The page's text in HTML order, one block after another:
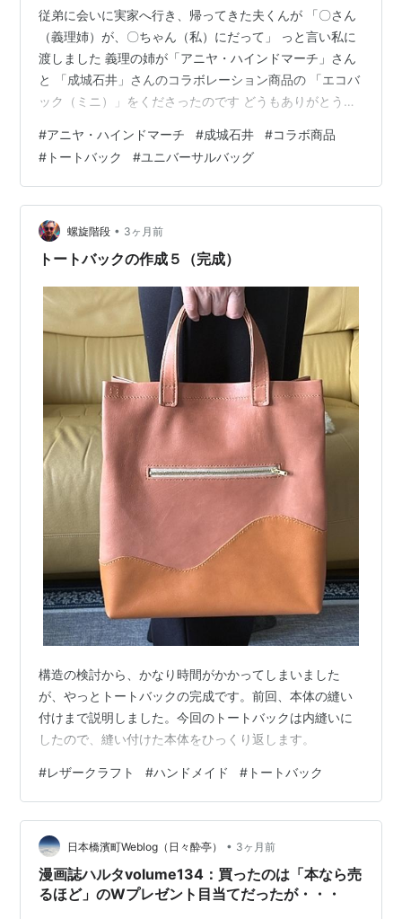
従弟に会いに実家へ行き、帰ってきた夫くんが 「〇さん
（義理姉）が、〇ちゃん（私）にだって」 っと言い私に
渡しました 義理の姉が「アニヤ・ハインドマーチ」さん
と 「成城石井」さんのコラボレーション商品の 「エコバ
ック（ミニ）」をくださったのです どうもありがとうご
なか手に入らないのだそうです そんな貴重なトートバッ
クをいただいてしまい ちょっと恐縮しておりますが、と
ても嬉しいです どうもありがとうございました お礼は何
にしようかしら ランキング参加中gooからきました ラン
キング参加中【公式】はてなブログ初心者のグループ
#アニヤ・ハインドマーチ #成城石井 #コラボ商品
# トートバック #ユニバーサルバッグ
螺旋階段 • 3ヶ月前
トートバックの作成５（完成）
構造の検討から、かなり時間がかかってしまいました
が、やっとトートバックの完成です。前回、本体の縫い
付けまで説明しました。今回のトートバックは内縫いに
したので、縫い付けた本体をひっくり返します。
#レザークラフト #ハンドメイド # トートバック
日本橋濱町Weblog（日々酔亭） • 3ヶ月前
漫画誌ハルタvolume134：買ったのは「本なら売
るほど」のWプレゼント目当てだったが・・・